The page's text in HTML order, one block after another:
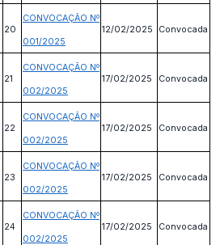
20
CONVOCAÇÃO Nº
001/2025
12/02/2025 Convocada
21
CONVOCAÇÃO Nº
002/2025
17/02/2025 Convocada
22
CONVOCAÇÃO Nº
002/2025
17/02/2025 Convocada
23
CONVOCAÇÃO Nº
002/2025
17/02/2025 Convocada
24
CONVOCAÇÃO Nº
002/2025
17/02/2025 Convocada